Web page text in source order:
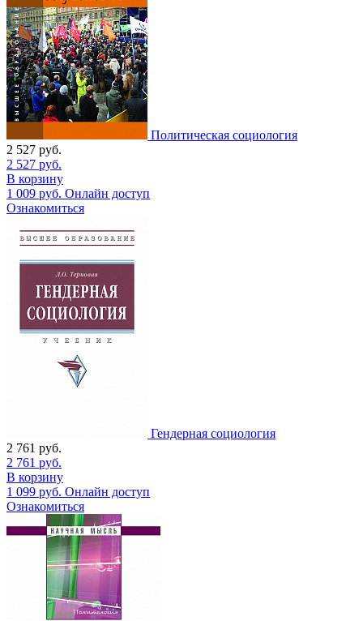
Политическая социология
2 527 руб.
2 527 руб.
В корзину
1 009 руб. Онлайн доступ
Ознакомиться
Гендерная социология
2 761 руб.
2 761 руб.
В корзину
1 099 руб. Онлайн доступ
Ознакомиться